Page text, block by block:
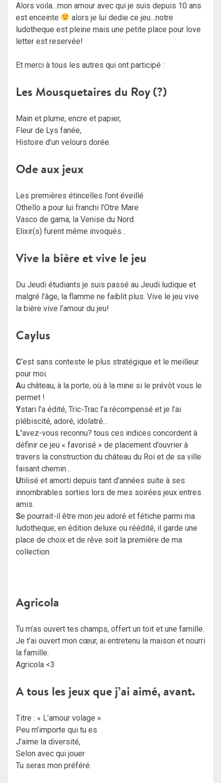
Alors voila…mon amour avec qui je suis depuis 10 ans
est enceinte
alors je lui dedie ce jeu…notre
ludotheque est pleine mais une petite place pour love
letter est reservée!
Et merci à tous les autres qui ont participé :
Les Mousquetaires du Roy (?)
Main et plume, encre et papier,
Fleur de Lys fanée,
Histoire d’un velours dorée.
Ode aux jeux
Les premières étincelles l’ont éveillé
Othello a pour lui franchi l’Otre Mare
Vasco de gama, la Venise du Nord.
Elixir(s) furent même invoqués…
Vive la bière et vive le jeu
Du Jeudi étudiants je suis passé au Jeudi ludique et
malgré l’âge, la flamme ne faiblit plus. Vive le jeu vive
la bière vive l’amour du jeu!
Caylus
C‘est sans conteste le plus stratégique et le meilleur
pour moi.
Au château, à la porte, où à la mine si le prévôt vous le
permet !
Ystari l’a édité, Tric-Trac l’a récompensé et je l’ai
plébiscité, adoré, idolatré…
L’avez-vous reconnu? tous ces indices concordent à
définir ce jeu « favorisé » de placement d’ouvrier à
travers la construction du château du Roi et de sa ville
faisant chemin…
Utilisé et amorti depuis tant d’années suite à ses
innombrables sorties lors de mes soirées jeux entres
amis.
Se pourrait-il être mon jeu adoré et fétiche parmi ma
ludotheque; en édition deluxe ou réédité, il garde une
place de choix et de rêve soit la première de ma
collection.
Agricola
Tu m’as ouvert tes champs, offert un toit et une famille.
Je t’ai ouvert mon cœur, ai entretenu la maison et nourri
la famille.
Agricola <3
A tous les jeux que j’ai aimé, avant.
Titre : « L’amour volage »
Peu m’importe qui tu es
J’aime la diversité,
Selon avec qui jouer
Tu seras mon préféré.